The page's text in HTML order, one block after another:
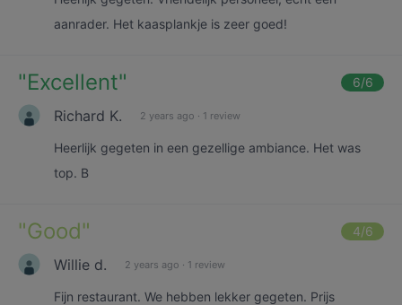
aanrader. Het kaasplankje is zeer goed!
"Excellent" 6/6
Richard K. 2 years ago · 1 review
Heerlijk gegeten in een gezellige ambiance. Het was
top. B
"Good" 4/6
Willie d. 2 years ago · 1 review
Fijn restaurant. We hebben lekker gegeten. Prijs